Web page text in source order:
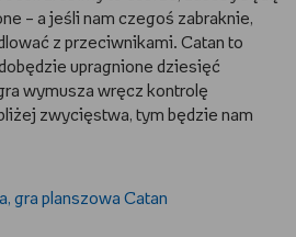
– a jeśli nam czegoś zabraknie,
z przeciwnikami. Catan to
upragnione dziesięć
wymusza wręcz kontrolę
zwycięstwa, tym będzie nam